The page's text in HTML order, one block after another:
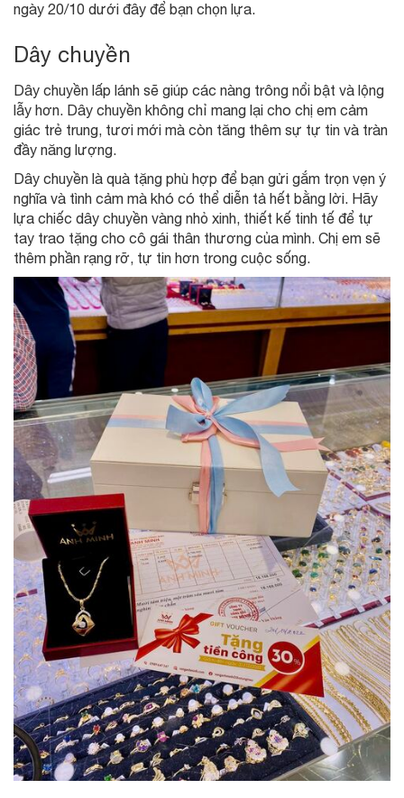
ngày 20/10 dưới đây để bạn chọn lựa.
Dây chuyền
Dây chuyền lấp lánh sẽ giúp các nàng trông nổi bật và lộng
lẫy hơn. Dây chuyền không chỉ mang lại cho chị em cảm
giác trẻ trung, tươi mới mà còn tăng thêm sự tự tin và tràn
đầy năng lượng.
Dây chuyền là quà tặng phù hợp để bạn gửi gắm trọn vẹn ý
nghĩa và tình cảm mà khó có thể diễn tả hết bằng lời. Hãy
lựa chiếc dây chuyền vàng nhỏ xinh, thiết kế tinh tế để tự
tay trao tặng cho cô gái thân thương của mình. Chị em sẽ
thêm phần rạng rỡ, tự tin hơn trong cuộc sống.